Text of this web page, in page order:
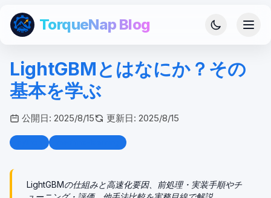
TorqueNap Blog
LightGBMとはなにか？その
基本を学ぶ
公開日: 2025/8/15 更新日: 2025/8/15
LightGBMの仕組みと高速化要因、前処理・実装手順やチ